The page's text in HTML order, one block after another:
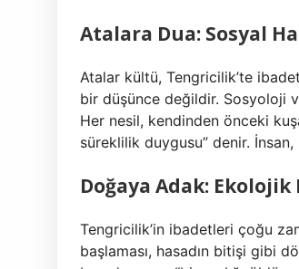
Atalara Dua: Sosyal
Atalar kültü, Tengricilik’te
bir düşünce değildir. Sosyoloji
Her nesil, kendinden önceki
süreklilik duygusu” denir.
Doğaya Adak:
Tengricilik’in ibadetleri çoğu
başlaması, hasadın bitişi gibi